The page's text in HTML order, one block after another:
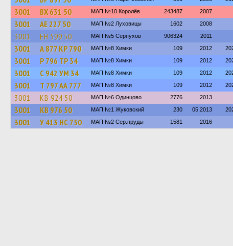
3001 ВХ 631 50 МАП №10 Королёв 243487 2007
3001 АЕ 227 50 МАП №2 Луховицы 1602 2008
3001 ЕН 599 50 МАП №5 Серпухов 906324 2011
3001 А 877 КР 790 МАП №8 Химки 109 2012
3001 Р 796 ТР 34 МАП №8 Химки 109 2012
3001 С 942 УМ 34 МАП №8 Химки 109 2012
3001 Т 797 АА 777 МАП №8 Химки 109 2012
3001 КВ 924 50 МАП №6 Одинцово 2776 2013
3001 КВ 976 50 МАП №1 Жуковский 230 05.2013
3001 У 413 НС 750 МАП №2 Сер.пруды 1581 2016